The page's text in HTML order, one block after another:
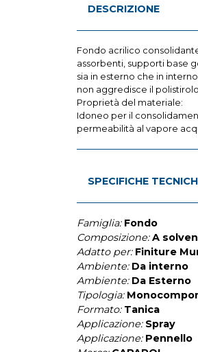
DESCRIZIONE
Fondo acrilico
assorbenti, supporti base
sia in esterno che in
non aggredisce il polistirolo.
Proprietà del materiale:
Idoneo per il
permeabilità al vapore
SPECIFICHE
Famiglia: Fondo
Composizione: A
Adatto per: Finiture
Ambiente: Da interno
Ambiente: Da Esterno
Tipologia:
Formato: Tanica
Applicazione: Spray
Applicazione: Pennello